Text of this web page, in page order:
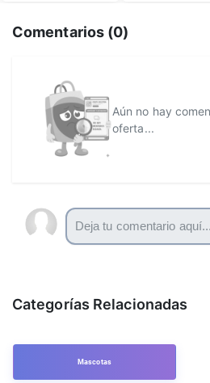
Comentarios (0)
Aún no hay
oferta...
Categorías Relacionadas
Mascotas